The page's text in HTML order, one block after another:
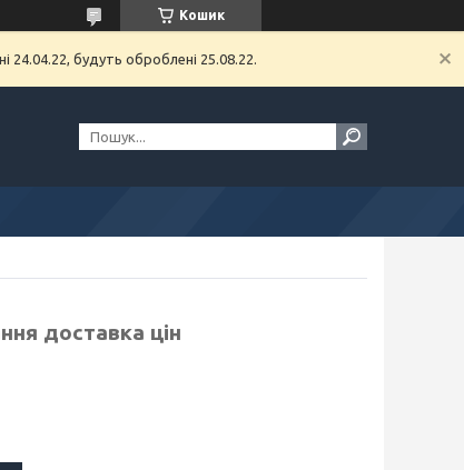
Кошик
24.04.22, будуть оброблені 25.08.22.
доставка цін